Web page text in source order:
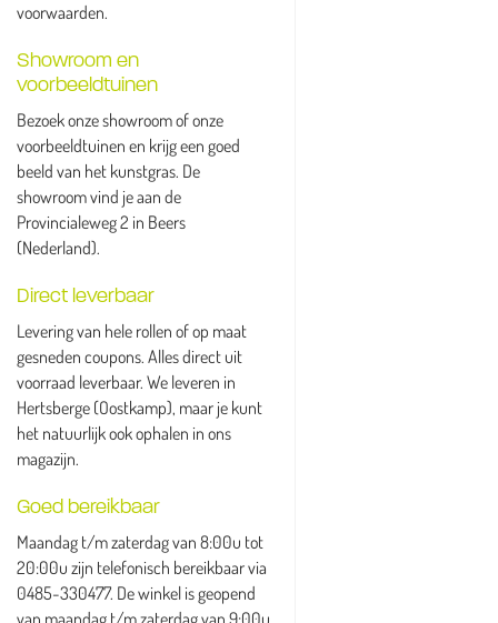
voorwaarden.
Showroom en
voorbeeldtuinen
Bezoek onze showroom of onze
voorbeeldtuinen en krijg een goed
beeld van het kunstgras. De
showroom vind je aan de
Provincialeweg 2 in Beers
(Nederland).
Direct leverbaar
Levering van hele rollen of op maat
gesneden coupons. Alles direct uit
voorraad leverbaar. We leveren in
Hertsberge (Oostkamp), maar je kunt
het natuurlijk ook ophalen in ons
magazijn.
Goed bereikbaar
Maandag t/m zaterdag van 8:00u tot
20:00u zijn telefonisch bereikbaar via
0485-330477. De winkel is geopend